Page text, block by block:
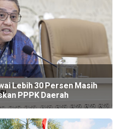
Lebih 30 Persen Masih
PPPK Daerah